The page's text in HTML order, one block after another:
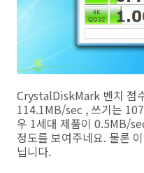
CrystalDiskMark 벤치 점
114.1MB/sec , 쓰기는
우 1세대 제품이 0.5MB/
정도를 보여주네요. 물론
닙니다.